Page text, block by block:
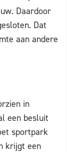
Daardoor
Dat
aan andere
in
een besluit
sportpark
krijgt een